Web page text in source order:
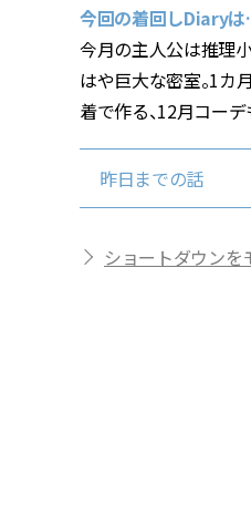
今回の着回しDiary
今月の主人公は推理
はや巨大な密室。1
着で作る、12月コー
昨日までの話
ショートダウンを